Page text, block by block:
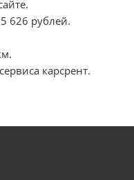
626 рублей.
карсрент.